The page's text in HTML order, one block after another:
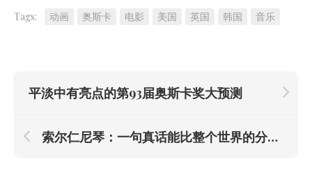
Tags: 动画 奥斯卡 电影 美国 英国 韩国 音乐
平淡中有亮点的第93届奥斯卡奖大预测
索尔仁尼琴：一句真话能比整个世界的分量还重